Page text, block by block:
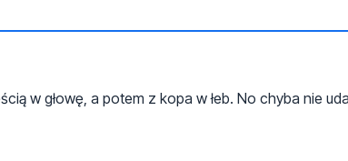
w głowę, a potem z kopa w łeb. No chyba nie